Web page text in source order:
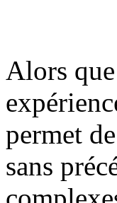
Alors
permet
sans